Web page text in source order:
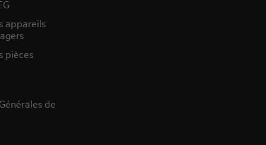
appareils
pièces
de